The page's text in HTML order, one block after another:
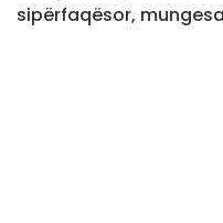
sipërfaqësor,